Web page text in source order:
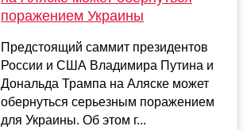
поражением Украины
Предстоящий саммит президентов
России и США Владимира Путина и
Дональда Трампа на Аляске может
обернуться серьезным поражением
для Украины. Об этом г...